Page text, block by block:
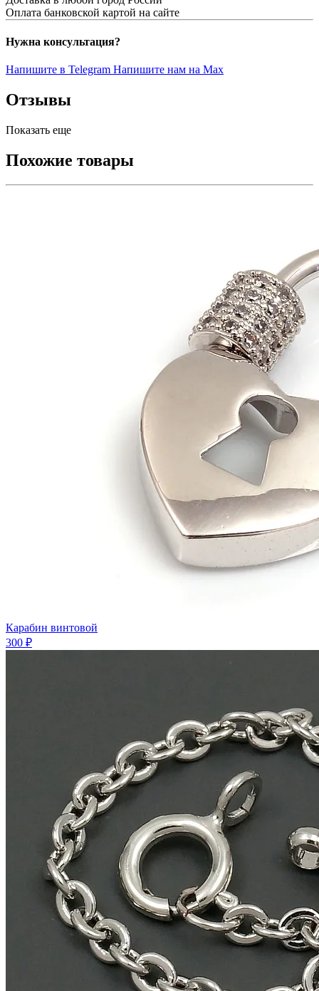
Оплата банковской картой на сайте
Нужна консультация?
Напишите в Telegram Напишите нам на Max
Отзывы
Показать еще
Похожие товары
Карабин винтовой
300 ₽